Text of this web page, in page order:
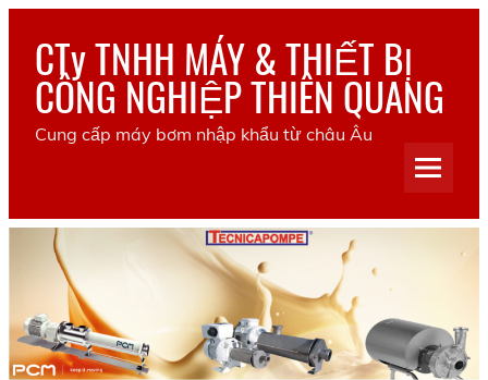
Skip
contentCTy TNHH MÁY & THIẾT BỊ
CÔNG NGHIỆP THIÊN QUANG
Cung cấp máy bơm nhập khẩu từ châu Âu